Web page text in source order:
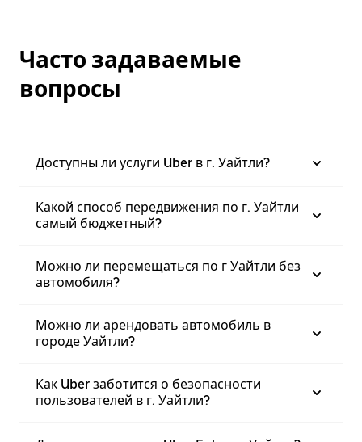
Часто задаваемые
вопросы
Доступны ли услуги Uber в г. Уайтли?
Какой способ передвижения по г. Уайтли
самый бюджетный?
Можно ли перемещаться по г Уайтли без
автомобиля?
Можно ли арендовать автомобиль в
городе Уайтли?
Как Uber заботится о безопасности
пользователей в г. Уайтли?